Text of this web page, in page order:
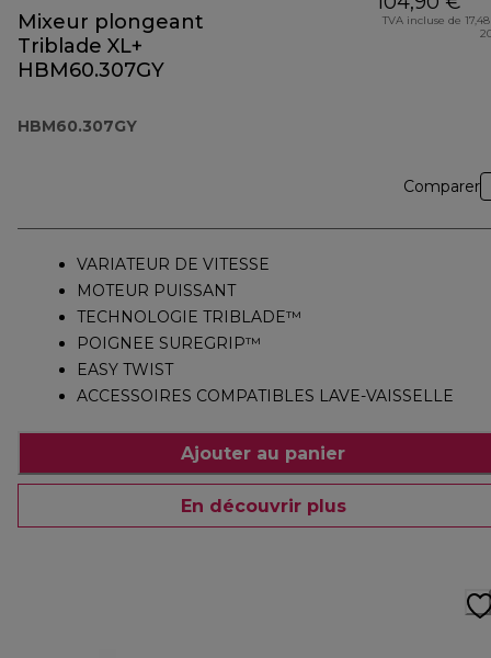
Mixeur plongeant
Triblade XL+
HBM60.307GY
HBM60.307GY
TVA incluse de
Comparer
VARIATEUR DE VITESSE
MOTEUR PUISSANT
TECHNOLOGIE TRIBLADE™
POIGNEE SUREGRIP™
EASY TWIST
ACCESSOIRES COMPATIBLES LAVE-VAISSELLE
Ajouter au panier
En découvrir plus